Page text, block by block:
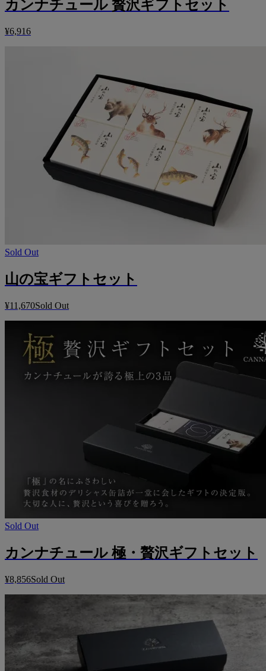
カンナチュール 贅沢ギフトセット
¥6,916
Sold Out
山の宝ギフトセット
¥11,670Sold Out
Sold Out
カンナチュール 極・贅沢ギフトセット
¥8,856Sold Out